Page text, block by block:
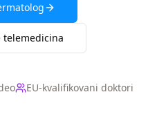
telemedicina
EU-kvalifikovani doktori